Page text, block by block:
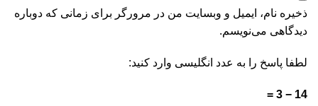
ذخیره نام، ایمیل و وبسایت من در مرورگر برای زمانی که دوباره
دیدگاهی می‌نویسم.
لطفا پاسخ را به عدد انگلیسی وارد کنید:
14 − 3 =